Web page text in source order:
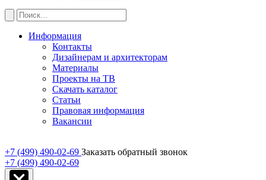
Информация
Контакты
Дизайнерам и архитекторам
Материалы
Проекты на ТВ
Скачать каталог
Статьи
Правовая информация
Вакансии
+7 (499) 490-02-69 Заказать обратный звонок
+7 (499) 490-02-69